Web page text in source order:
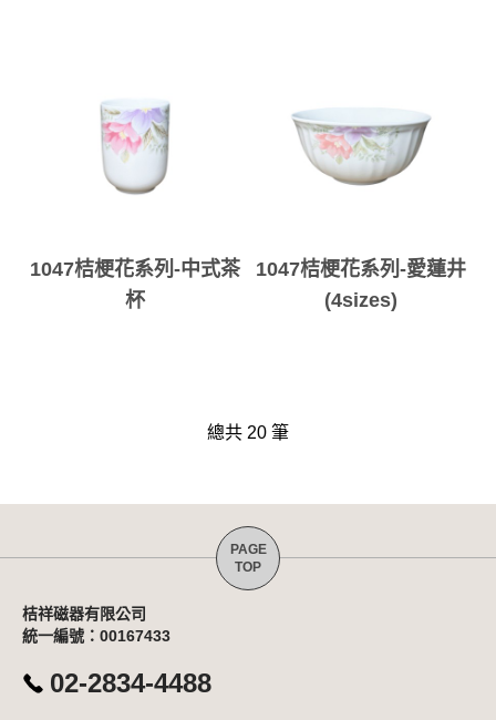
1047桔梗花系列-中式茶
杯
1047桔梗花系列-愛蓮井
(4sizes)
總共 20 筆
桔祥磁器有限公司
統一編號：00167433
02-2834-4488